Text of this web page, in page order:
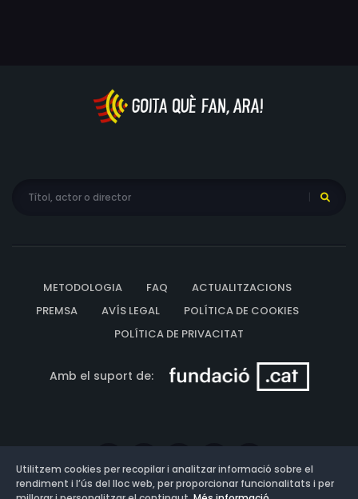
METODOLOGIA FAQ
ACTUALITZACIONS
PREMSA
AVÍS LEGAL
POLÍTICA DE COOKIES
POLÍTICA DE PRIVACITAT
Amb el suport de:
Utilitzem cookies per recopilar i analitzar informació sobre el
rendiment i l’ús del lloc web, per proporcionar funcionalitats i per